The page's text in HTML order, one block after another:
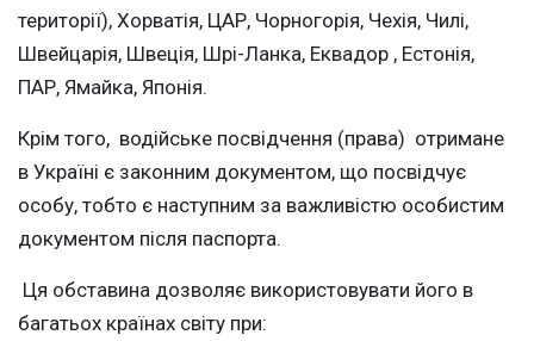
території), Хорватія, ЦАР, Чорногорія, Чехія, Чилі,
Швейцарія, Швеція, Шрі-Ланка, Еквадор , Естонія,
ПАР, Ямайка, Японія.
Крім того, водійське посвідчення (права) отримане
в Україні є законним документом, що посвідчує
особу, тобто є наступним за важливістю особистим
документом після паспорта.
Ця обставина дозволяє використовувати його в
багатьох країнах світу при: